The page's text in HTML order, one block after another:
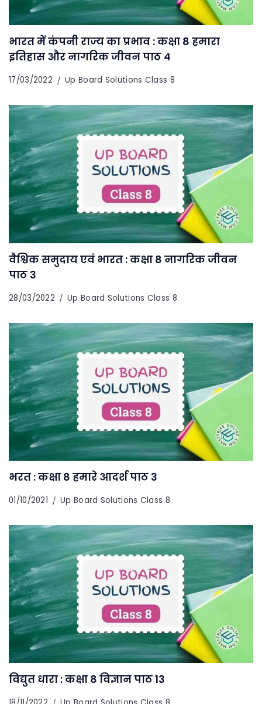
भारत में कंपनी राज्य का प्रभाव : कक्षा 8 हमारा
इतिहास और नागरिक जीवन पाठ 4
17/03/2022 Up Board Solutions Class 8
वैश्विक समुदाय एवं भारत : कक्षा 8 नागरिक जीवन
पाठ 3
28/03/2022 Up Board Solutions Class 8
भरत : कक्षा 8 हमारे आदर्श पाठ 3
01/10/2021 Up Board Solutions Class 8
विद्युत धारा : कक्षा 8 विज्ञान पाठ 13